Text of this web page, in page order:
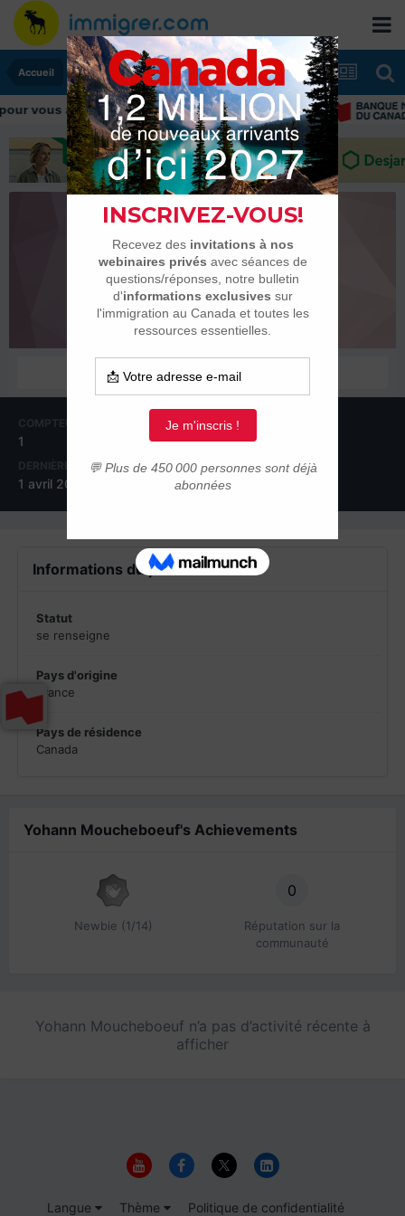
Accueil
vous aider tout au long de votre transition
Yohann Moucheboeuf
Membres
COMPTEUR DE CONTENUS
1
INSCRIPTION
28 mars 2013
DERNIÈRE VISITE
1 avril 2013
Informations du profil
Statut
se renseigne
Pays d'origine
France
Pays de résidence
Canada
Yohann Moucheboeuf's Achievements
Newbie (1/14)
0
Réputation sur la
communauté
Yohann Moucheboeuf n’a pas d’activité récente à
afficher
Langue Thème Politique de confidentialité